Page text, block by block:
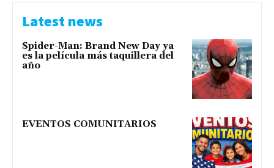
Latest news
Spider-Man: Brand New Day ya
es la película más taquillera del
año
EVENTOS COMUNITARIOS